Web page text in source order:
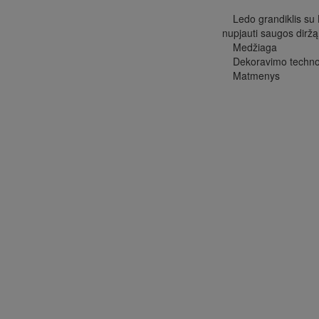
Ledo grandiklis
nupjauti saugos
Medžiaga
Dekoravimo
Matmenys